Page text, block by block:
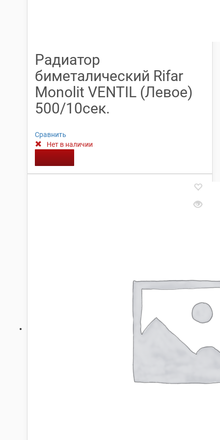
Радиатор
биметалический Rifar
Monolit VENTIL (Левое)
500/10сек.
Сравнить
Нет в наличии